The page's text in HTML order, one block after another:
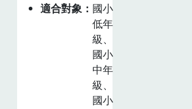
適合對象
國小
低年
級、
國小
中年
級、
國小